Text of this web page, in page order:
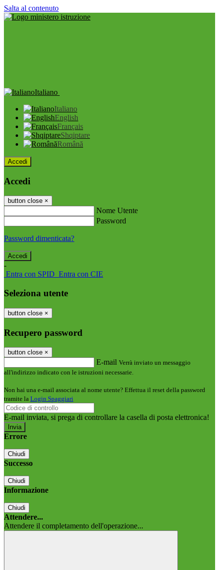
Salta al contenuto
Italiano
Italiano
English
Français
Shqiptare
Română
Accedi
Accedi
button close ×
Nome Utente
Password
Password dimenticata?
-
Entra con SPID Entra con CIE
Seleziona utente
button close ×
Recupero password
button close ×
E-mail Verrà inviato un messaggio
all'indirizzo indicato con le istruzioni necessarie.
Non hai una e-mail associata al nome utente? Effettua il reset della password
tramite la Login Spaggiari
E-mail inviata, si prega di controllare la casella di posta elettronica!
Errore
Chiudi
Successo
Chiudi
Informazione
Chiudi
Attendere...
Attendere il completamento dell'operazione...